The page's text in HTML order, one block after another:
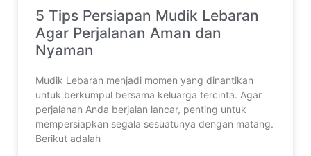
5 Tips Persiapan Mudik Lebaran
Agar Perjalanan Aman dan
Nyaman
Mudik Lebaran menjadi momen yang dinantikan
untuk berkumpul bersama keluarga tercinta. Agar
perjalanan Anda berjalan lancar, penting untuk
mempersiapkan segala sesuatunya dengan matang.
Berikut adalah